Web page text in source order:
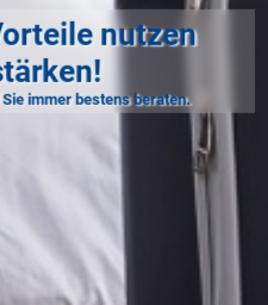
nutzen
immer bestens beraten.